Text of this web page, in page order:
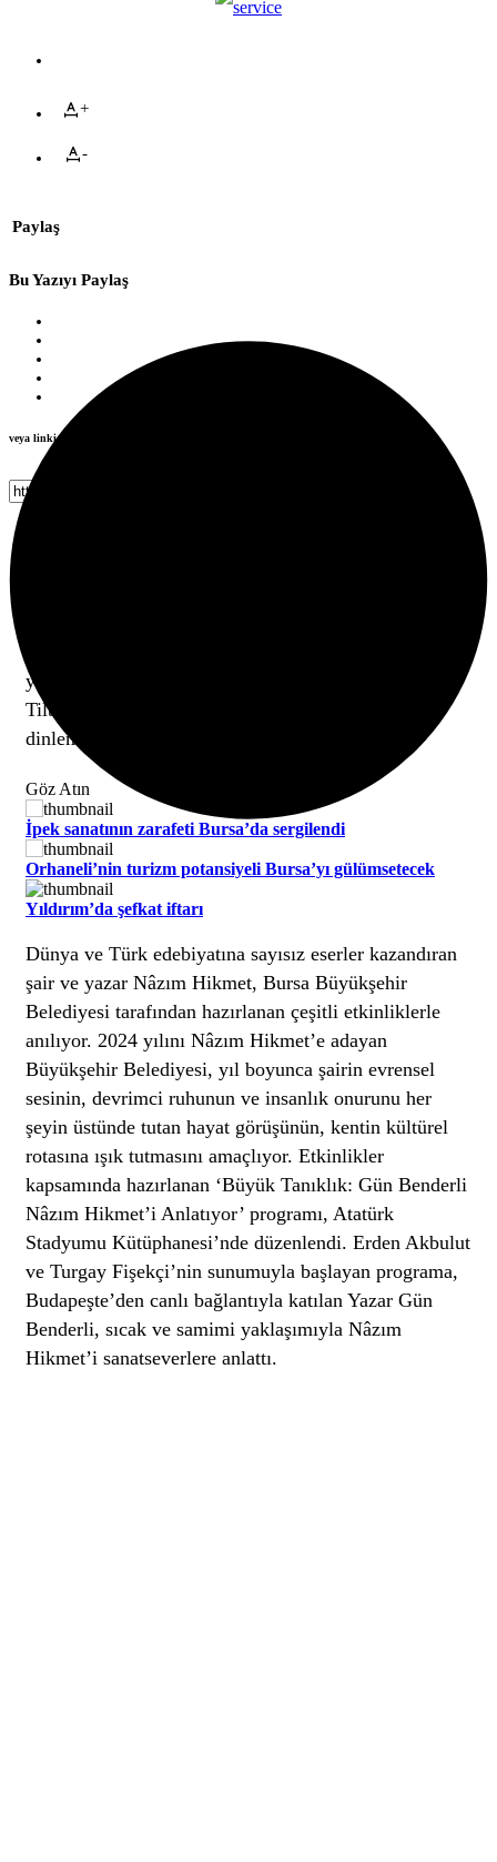
+
-
Paylaş
Bu Yazıyı Paylaş
veya linki kopyala
yakından tanıma fırsatı sundu. Etkinliğe katılanlar
Tilbe Saran’ın eşsiz sesinden Nâzım Hikmet şiirleri
dinleme ayrıcalığı da yaşadı.
Göz Atın
İpek sanatının zarafeti Bursa’da sergilendi
Orhaneli’nin turizm potansiyeli Bursa’yı gülümsetecek
Yıldırım’da şefkat iftarı
Dünya ve Türk edebiyatına sayısız eserler kazandıran
şair ve yazar Nâzım Hikmet, Bursa Büyükşehir
Belediyesi tarafından hazırlanan çeşitli etkinliklerle
anılıyor. 2024 yılını Nâzım Hikmet’e adayan
Büyükşehir Belediyesi, yıl boyunca şairin evrensel
sesinin, devrimci ruhunun ve insanlık onurunu her
şeyin üstünde tutan hayat görüşünün, kentin kültürel
rotasına ışık tutmasını amaçlıyor. Etkinlikler
kapsamında hazırlanan ‘Büyük Tanıklık: Gün Benderli
Nâzım Hikmet’i Anlatıyor’ programı, Atatürk
Stadyumu Kütüphanesi’nde düzenlendi. Erden Akbulut
ve Turgay Fişekçi’nin sunumuyla başlayan programa,
Budapeşte’den canlı bağlantıyla katılan Yazar Gün
Benderli, sıcak ve samimi yaklaşımıyla Nâzım
Hikmet’i sanatseverlere anlattı.